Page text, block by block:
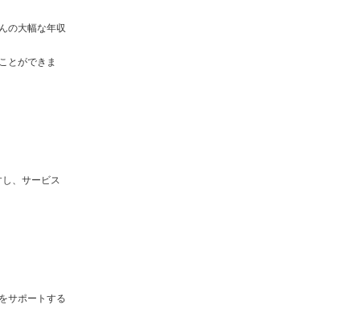
の大幅な年収
とができま
、サービス
サポートする